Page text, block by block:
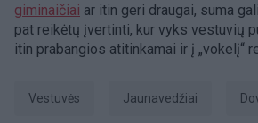
giminaičiai ar itin geri draugai, suma
pat reikėtų įvertinti, kur vyks vestuvių
itin prabangios atitinkamai ir į „vokelį“
Vestuvės jaunavedžiai